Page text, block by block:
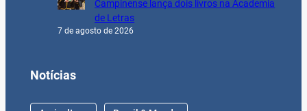
Campinense lança dois livros na Academia
de Letras
7 de agosto de 2026
Notícias